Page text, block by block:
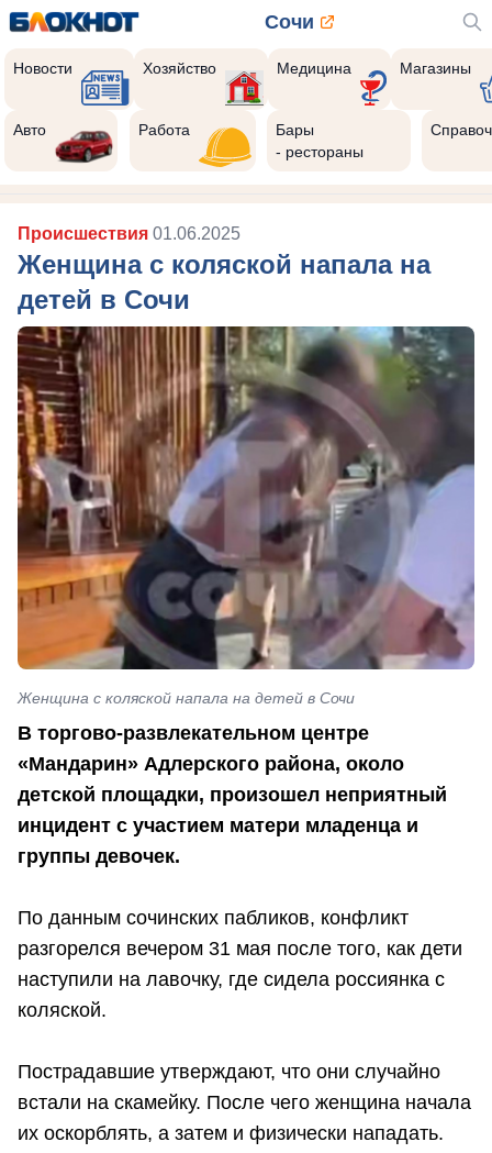
Сочи
Новости Хозяйство Медицина Магазины
Авто Работа
Бары
- рестораны
Происшествия 01.06.2025
Женщина с коляской напала на
детей в Сочи
Женщина с коляской напала на детей в Сочи
В торгово-развлекательном центре
«Мандарин» Адлерского района, около
детской площадки, произошел неприятный
инцидент с участием матери младенца и
группы девочек.
По данным сочинских пабликов, конфликт
разгорелся вечером 31 мая после того, как дети
наступили на лавочку, где сидела россиянка с
коляской.
Пострадавшие утверждают, что они случайно
встали на скамейку. После чего женщина начала
их оскорблять, а затем и физически нападать.